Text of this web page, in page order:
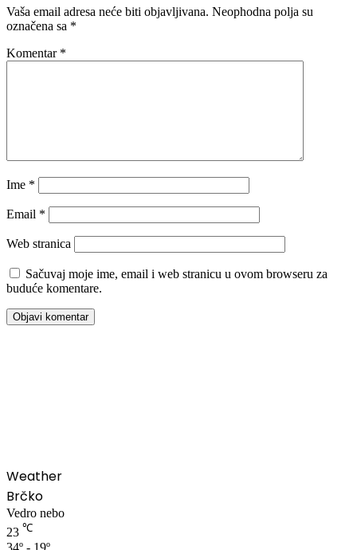
Vaša email adresa neće biti objavljivana. Neophodna polja su
označena sa *
Komentar *
Ime *
Email *
Web stranica
Sačuvaj moje ime, email i web stranicu u ovom browseru za
buduće komentare.
Weather
Brčko
Vedro nebo
23 ℃
34º - 19º